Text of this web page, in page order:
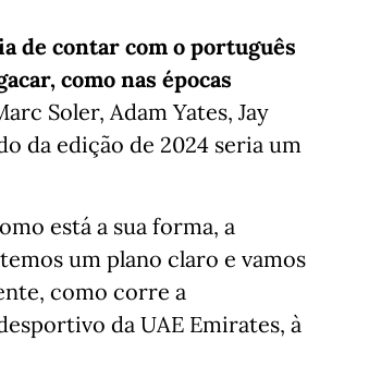
de contar com o português
como nas épocas
Soler, Adam Yates, Jay
da edição de 2024 seria um
está a sua forma, a
um plano claro e vamos
como corre a
da UAE Emirates, à